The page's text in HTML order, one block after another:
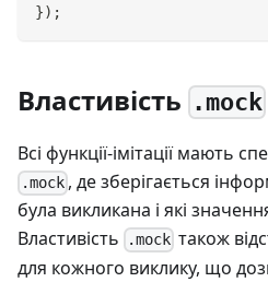
}) ;
Властивість .mock
Всі функції-імітації мають
.mock , де зберігається
була викликана і які
Властивість
.mock також
для кожного виклику, що